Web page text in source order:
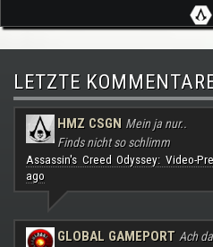
LETZTE
HMZ CSGN Mein ja nur..
Finds nicht so schlimm
Assassin's Creed Odyssey: Video-
ago
GLOBAL GAMEPORT Ach